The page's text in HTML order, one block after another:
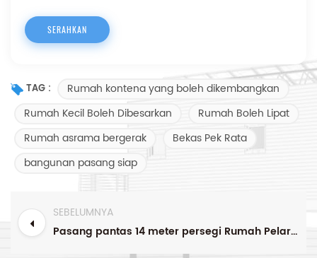
TAG :
Rumah kontena yang boleh dikembangkan
Rumah Kecil Boleh Dibesarkan
Rumah Boleh Lipat
Rumah asrama bergerak
Bekas Pek Rata
bangunan pasang siap
SEBELUMNYA
Pasang pantas 14 meter persegi Rumah Pelarian bekas boleh kembang ekonomi